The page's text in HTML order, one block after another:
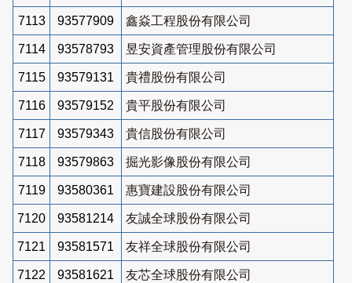
7113 93577909 鑫焱工程股份有限公司
7114 93578793 昱安資產管理股份有限公司
7115 93579131 貴禮股份有限公司
7116 93579152 貴平股份有限公司
7117 93579343 貴信股份有限公司
7118 93579863 掘光影像股份有限公司
7119 93580361 惠寶建設股份有限公司
7120 93581214 友誠全球股份有限公司
7121 93581571 友祥全球股份有限公司
7122 93581621 友芯全球股份有限公司